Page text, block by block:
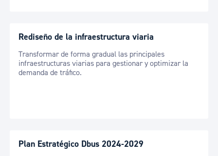
Rediseño de la infraestructura viaria
Transformar de forma gradual las principales
infraestructuras viarias para gestionar y optimizar la
demanda de tráfico.
Plan Estratégico Dbus 2024-2029